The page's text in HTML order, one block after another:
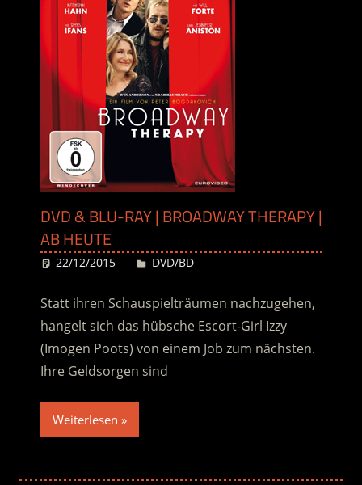
DVD & BLU-RAY | BROADWAY THERAPY |
AB HEUTE
22/12/2015 Desiree
DVD/BD
Statt ihren Schauspielträumen nachzugehen,
hangelt sich das hübsche Escort-Girl Izzy
(Imogen Poots) von einem Job zum nächsten.
Ihre Geldsorgen sind
Weiterlesen